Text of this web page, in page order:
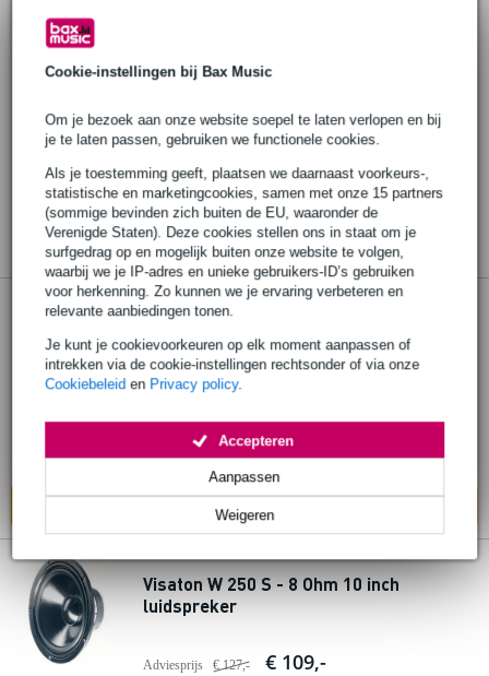
Cookie-instellingen bij Bax Music
Om je bezoek aan onze website soepel te laten verlopen en bij
je te laten passen, gebruiken we functionele cookies.
Als je toestemming geeft, plaatsen we daarnaast voorkeurs-,
statistische en marketingcookies, samen met onze 15 partners
(sommige bevinden zich buiten de EU, waaronder de
Verenigde Staten). Deze cookies stellen ons in staat om je
surfgedrag op en mogelijk buiten onze website te volgen,
waarbij we je IP-adres en unieke gebruikers-ID’s gebruiken
voor herkenning. Zo kunnen we je ervaring verbeteren en
relevante aanbiedingen tonen.
Je kunt je cookievoorkeuren op elk moment aanpassen of
intrekken via de cookie-instellingen rechtsonder of via onze
Cookiebeleid en Privacy policy.
Weigeren
Aanpassen
Accepteren
Visaton W 250 S - 4 Ohm 10 inch
luidspreker
Bestel nu en ontvang binnen circa 6
werkdagen
In mijn winkelwagen
Visaton W 250 S - 8 Ohm 10 inch
luidspreker
Adviesprijs € 127,- € 109,-